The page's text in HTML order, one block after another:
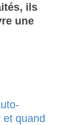
ils
une
et quand